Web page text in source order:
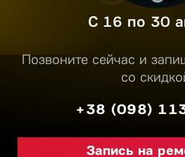
С 16 по 30
Позвоните сейчас и
со
+38 (098)
Запись на